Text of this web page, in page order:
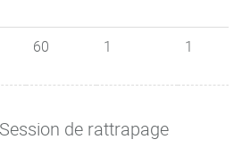
60 1 1
de rattrapage